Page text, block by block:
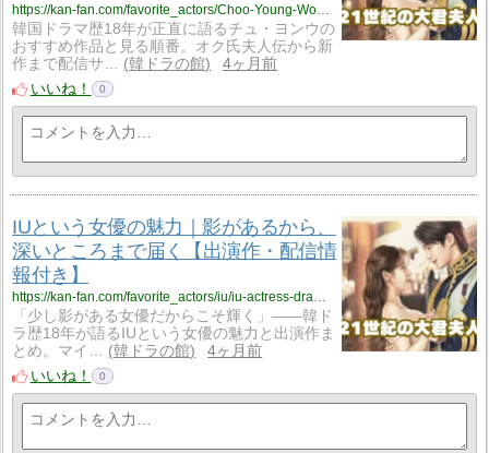
韓国ドラマ歴18年が正直に語るチュ・ヨンウの
おすすめ作品と見る順番。オク氏夫人伝から新
作まで配信サ…
韓ドラの館
4ヶ月前
いいね！
0
IUという女優の魅力｜影があるから、
深いところまで届く【出演作・配信情
報付き】
「少し影がある女優だからこそ輝く」——韓ド
ラ歴18年が語るIUという女優の魅力と出演作ま
とめ。マイ…
韓ドラの館
4ヶ月前
いいね！
0